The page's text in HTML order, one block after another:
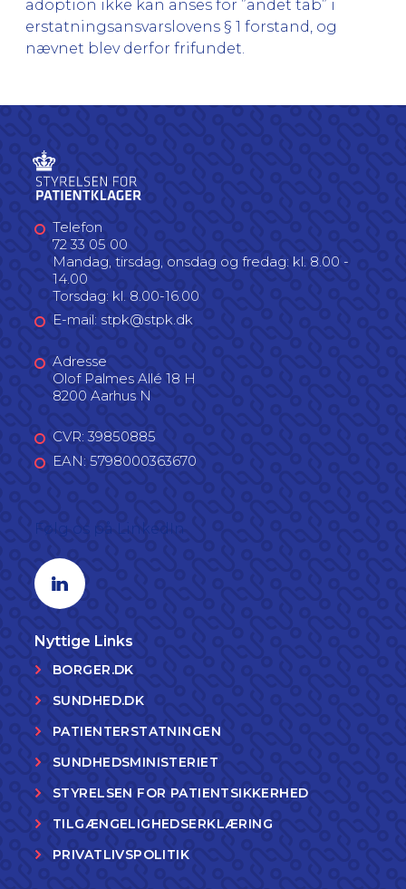
adoption ikke kan anses for ”andet tab” i
erstatningsansvarslovens § 1 forstand, og
nævnet blev derfor frifundet.
Telefon
72 33 05 00
Mandag, tirsdag, onsdag og fredag: kl. 8.00 -
14.00
Torsdag: kl. 8.00-16.00
E-mail: stpk@stpk.dk
Adresse
Olof Palmes Allé 18 H
8200 Aarhus N
CVR: 39850885
EAN: 5798000363670
Linkedin profil
Nyttige Links
BORGER.DK
SUNDHED.DK
PATIENTERSTATNINGEN
SUNDHEDSMINISTERIET
STYRELSEN FOR PATIENTSIKKERHED
TILGÆNGELIGHEDSERKLÆRING
PRIVATLIVSPOLITIK